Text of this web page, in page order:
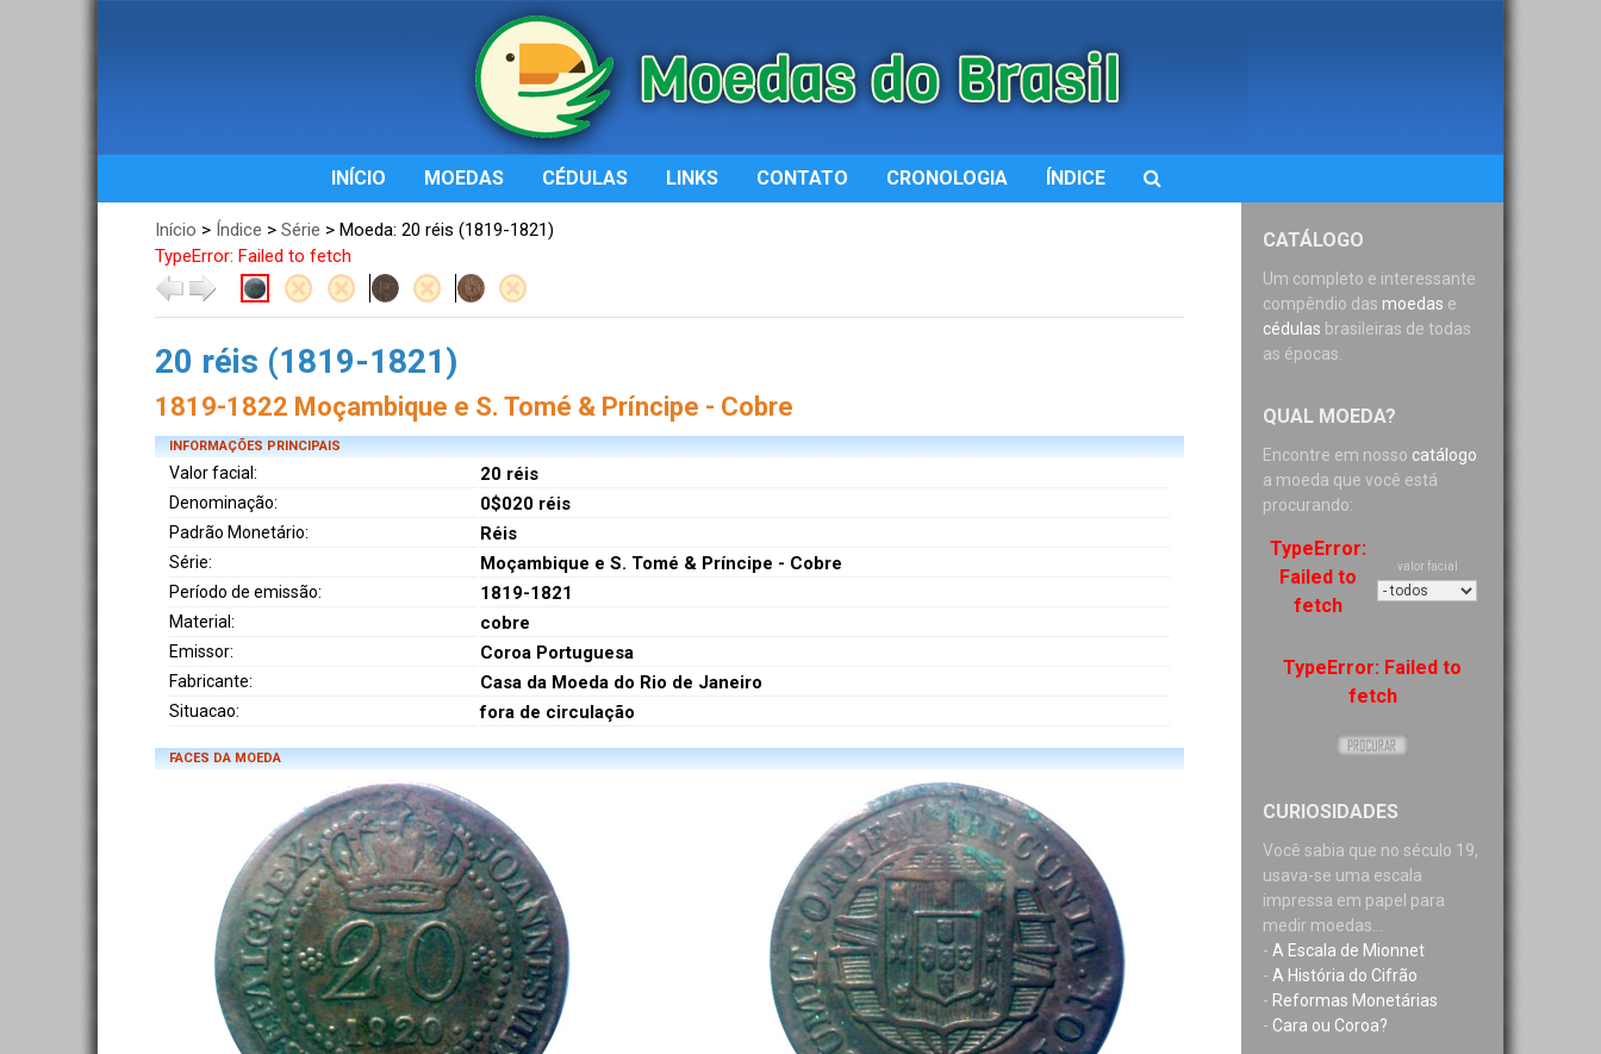
INÍCIO MOEDAS CÉDULAS LINKS CONTATO CRONOLOGIA ÍNDICE
CATÁLOGO
Um completo e interessante
compêndio das moedas e
cédulas brasileiras de todas
as épocas.
QUAL MOEDA?
Encontre em nosso catálogo
a moeda que você está
procurando:
TypeError:
Failed to
fetch
valor facial
TypeError: Failed to
fetch
CURIOSIDADES
Você sabia que no século 19,
usava-se uma escala
impressa em papel para
medir moedas...
- A Escala de Mionnet
- A História do Cifrão
- Reformas Monetárias
- Cara ou Coroa?
Início > Índice > Série > Moeda: 20 réis (1819-1821)
TypeError: Failed to fetch
20 réis (1819-1821)
1819-1822 Moçambique e S. Tomé & Príncipe - Cobre
INFORMAÇÕES PRINCIPAIS
Valor facial: 20 réis
Denominação: 0$020 réis
Padrão Monetário: Réis
Série: Moçambique e S. Tomé & Príncipe - Cobre
Período de emissão: 1819-1821
Material: cobre
Emissor: Coroa Portuguesa
Fabricante: Casa da Moeda do Rio de Janeiro
Situacao: fora de circulação
FACES DA MOEDA